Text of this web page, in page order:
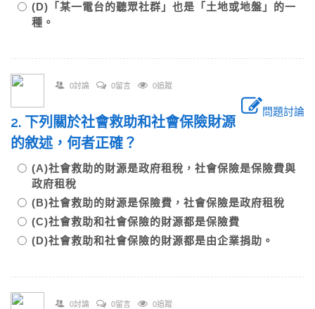
(D)「某一電台的聽眾社群」也是「土地或地盤」的一
種。
0討論 0留言 0追蹤
問題討論
2. 下列關於社會救助和社會保險財源
的敘述，何者正確？
(A)社會救助的財源是政府租稅，社會保險是保險費與
政府租稅
(B)社會救助的財源是保險費，社會保險是政府租稅
(C)社會救助和社會保險的財源都是保險費
(D)社會救助和社會保險的財源都是由企業捐助。
0討論 0留言 0追蹤